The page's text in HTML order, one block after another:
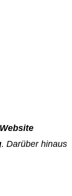
. Darüber hinaus